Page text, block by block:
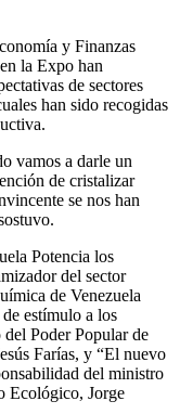
y Finanzas
la Expo han
de sectores
han sido recogidas
vamos a darle un
de cristalizar
se nos han
Potencia los
del sector
de Venezuela
estímulo a los
Poder Popular de
Farías, y “El nuevo
del ministro
Ecológico, Jorge